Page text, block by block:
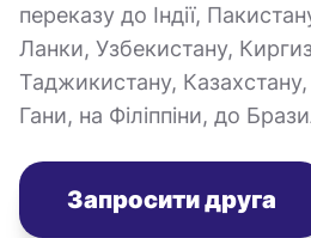
переказу до Індії,
Ланки, Узбекистану,
Таджикистану, Казахстану,
Гани, на Філіппіни, до
Запросити друга